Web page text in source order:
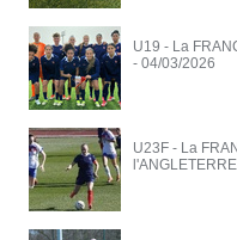
U19 - La
- 04/03/2026
U23F - La
l'ANGLETERRE